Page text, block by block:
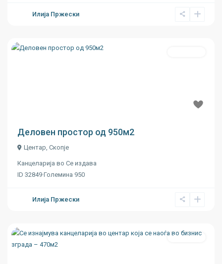
Илија Пржески
Деловен простор од 950м2
Центар, Скопје
Канцеларија во Се издава
ID 32849·Големина 950
Илија Пржески
Се издава